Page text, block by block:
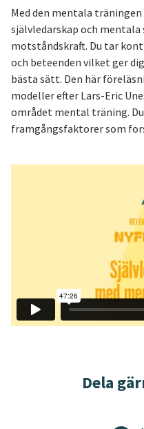
Med den mentala
självledarskap och
motståndskraft. Du tar
och beteenden vilket ger
bästa sätt. Den här
modeller efter Lars-Eric
området mental träning.
framgångsfaktorer som
Dela